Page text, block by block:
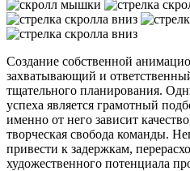
Создание собственной
захватывающий и
тщательного планирования.
успеха является грамотный
именно от него зависит
творческая свобода команды.
привести к задержкам,
художественного потенциала